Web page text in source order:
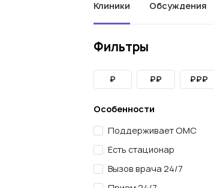
Клиники Обсуждения
Фильтры
₽ ₽₽ ₽₽₽
Особенности
Поддерживает ОМС
Есть стационар
Вызов врача 24/7